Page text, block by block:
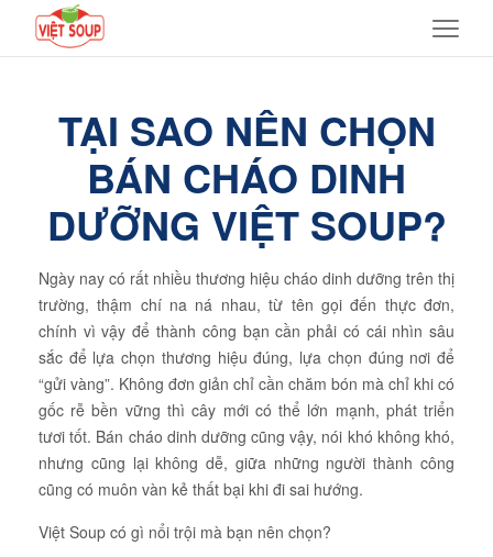
TẠI SAO NÊN CHỌN
BÁN CHÁO DINH
DƯỠNG VIỆT SOUP?
Ngày nay có rất nhiều thương hiệu cháo dinh dưỡng trên thị
trường, thậm chí na ná nhau, từ tên gọi đến thực đơn,
chính vì vậy để thành công bạn cần phải có cái nhìn sâu
sắc để lựa chọn thương hiệu đúng, lựa chọn đúng nơi để
“gửi vàng”. Không đơn giản chỉ cần chăm bón mà chỉ khi có
gốc rễ bền vững thì cây mới có thể lớn mạnh, phát triển
tươi tốt. Bán cháo dinh dưỡng cũng vậy, nói khó không khó,
nhưng cũng lại không dễ, giữa những người thành công
cũng có muôn vàn kẻ thất bại khi đi sai hướng.
Việt Soup có gì nổi trội mà bạn nên chọn?